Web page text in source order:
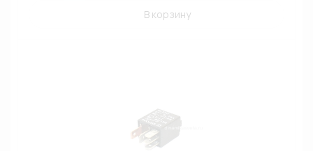
В корзину